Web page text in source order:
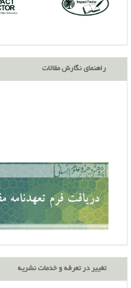
راهنمای نگارش مقالات
تغییر در تعرفه و خدمات نشریه